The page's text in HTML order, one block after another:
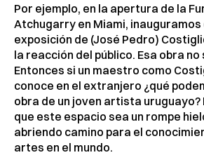
Por ejemplo, en la apertura de la
Atchugarry en Miami, inauguramos
exposición de (José Pedro)
la reacción del público. Esa obra no
Entonces si un maestro como
conoce en el extranjero ¿qué
obra de un joven artista uruguayo?
que este espacio sea un rompe
abriendo camino para el
artes en el mundo.